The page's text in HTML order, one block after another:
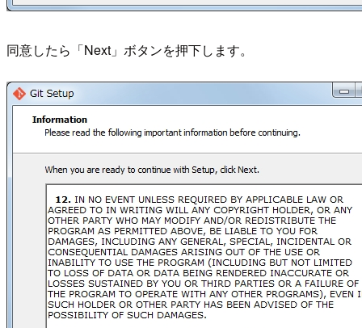
同意したら「Next」ボタンを押下します。